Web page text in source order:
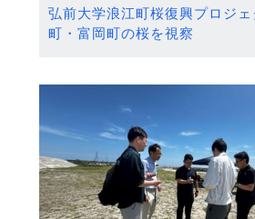
弘前大学浪江町桜復興プロジ
町・富岡町の桜を視察